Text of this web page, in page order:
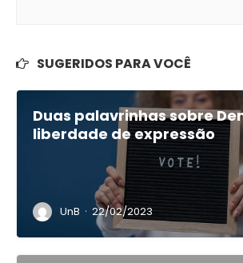
SUGERIDOS PARA VOCÊ
Duas palavrinhas sobre
liberdade de expressão
UnB · 22/02/2023